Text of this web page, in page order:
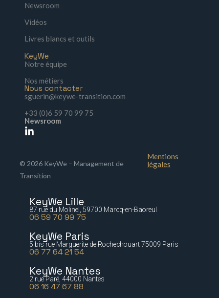
Newsroom
Vidéos
Livres blancs et outils
KeyWe
Notre équipe
Nos métiers
Nous contacter
sguerin@keywe-transition.com
+33 (0)6 59 70 99 75
Newsroom
© 2026 KeyWe – Management de
Transition
Mentions
légales
KeyWe Lille
87 rue du Molinel, 59700 Marcq-en-Baoreul
06 59 70 99 75
KeyWe Paris
5 bis rue Marguerite de Rochechouart 75009 Paris
06 77 64 21 54
KeyWe Nantes
2 rue Paré, 44000 Nantes
06 16 47 67 88